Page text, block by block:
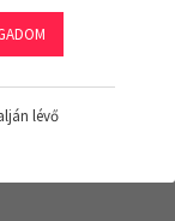
lévő